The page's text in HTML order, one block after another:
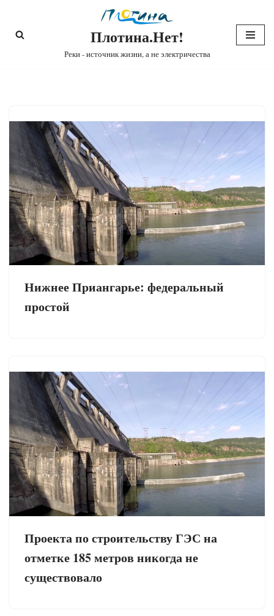
Перейти
Плотина.Нет!
Реки - источник жизни, а не электричества
Нижнее Приангарье: федеральный
простой
Проекта по строительству ГЭС на
отметке 185 метров никогда не
существовало